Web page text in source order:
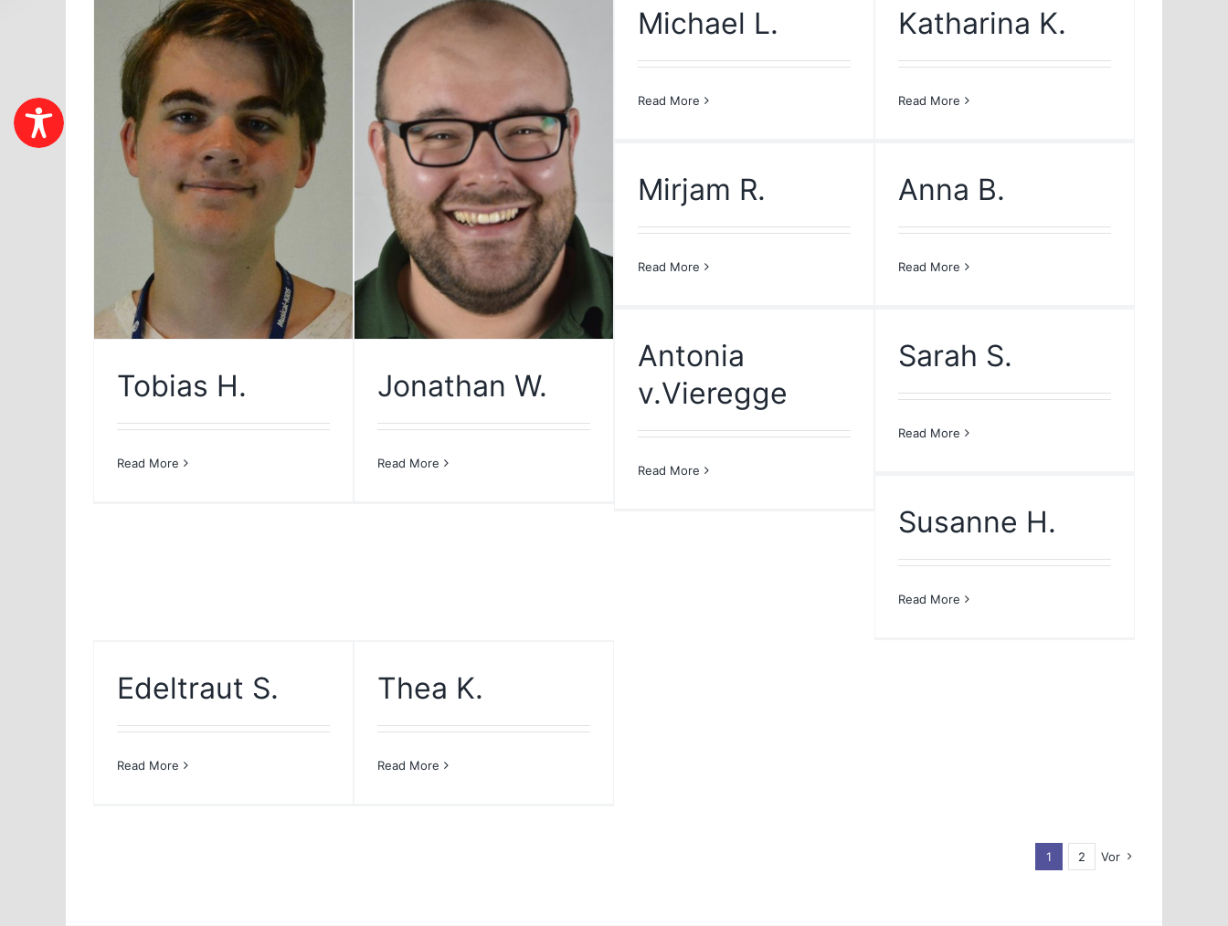
Tobias H.
Read More
Jonathan W.
Read More
Michael L.
Read More
Katharina K.
Read More
Mirjam R.
Read More
Anna B.
Read More
Antonia
v.Vieregge
Read More
Sarah S.
Read More
Susanne H.
Read More
Edeltraut S.
Read More
Thea K.
Read More
1 2 Vor